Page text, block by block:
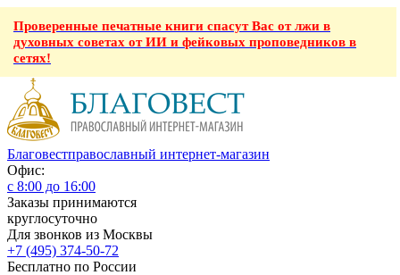
Проверенные печатные книги спасут Вас от лжи в
духовных советах от ИИ и фейковых проповедников в
сетях!
Благовестправославный интернет-магазин
Офис:
с 8:00 до 16:00
Заказы принимаются
круглосуточно
Для звонков из Москвы
+7 (495) 374-50-72
Бесплатно по России